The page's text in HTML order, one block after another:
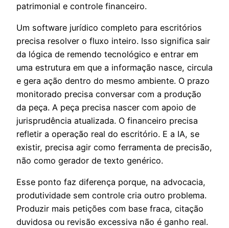
patrimonial e controle financeiro.
Um software jurídico completo para escritórios
precisa resolver o fluxo inteiro. Isso significa sair
da lógica de remendo tecnológico e entrar em
uma estrutura em que a informação nasce, circula
e gera ação dentro do mesmo ambiente. O prazo
monitorado precisa conversar com a produção
da peça. A peça precisa nascer com apoio de
jurisprudência atualizada. O financeiro precisa
refletir a operação real do escritório. E a IA, se
existir, precisa agir como ferramenta de precisão,
não como gerador de texto genérico.
Esse ponto faz diferença porque, na advocacia,
produtividade sem controle cria outro problema.
Produzir mais petições com base fraca, citação
duvidosa ou revisão excessiva não é ganho real.